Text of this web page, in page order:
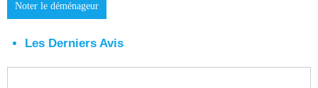
Noter le déménageur
Les Derniers Avis